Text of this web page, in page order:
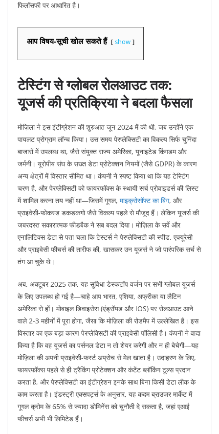
फिलॉसफी पर आधारित है।
आप विषय-सूची खोल सकते हैं show
टेस्टिंग से ग्लोबल रोलआउट तक:
यूजर्स की प्रतिक्रिया ने बदला फैसला
मोज़िला ने इस इंटीग्रेशन की शुरुआत जून 2024 में की थी, जब उन्होंने एक
पायलट प्रोग्राम लॉन्च किया। उस समय पेरप्लेक्सिटी का विकल्प सिर्फ चुनिंदा
बाजारों में उपलब्ध था, जैसे संयुक्त राज्य अमेरिका, यूनाइटेड किंगडम और
जर्मनी। यूरोपीय संघ के सख्त डेटा प्रोटेक्शन नियमों (जैसे GDPR) के कारण
अन्य क्षेत्रों में विस्तार सीमित था। कंपनी ने स्पष्ट किया था कि यह टेस्टिंग
चरण है, और पेरप्लेक्सिटी को फायरफॉक्स के स्थायी सर्च प्रोवाइडर्स की लिस्ट
में शामिल करना तय नहीं था—जिसमें गूगल, माइक्रोसॉफ्ट का बिंग, और
प्राइवेसी-फोकस्ड डकडकगो जैसे विकल्प पहले से मौजूद हैं। लेकिन यूजर्स की
जबरदस्त सकारात्मक फीडबैक ने सब बदल दिया। मोज़िला के सर्वे और
एनालिटिक्स डेटा से पता चला कि टेस्टर्स ने पेरप्लेक्सिटी की स्पीड, एक्यूरेसी
और प्राइवेसी फीचर्स की तारीफ की, खासकर उन यूजर्स ने जो पारंपरिक सर्च से
तंग आ चुके थे।
अब, अक्टूबर 2025 तक, यह सुविधा डेस्कटॉप वर्जन पर सभी ग्लोबल यूजर्स
के लिए उपलब्ध हो गई है—चाहे आप भारत, एशिया, अफ्रीका या लैटिन
अमेरिका से हों। मोबाइल डिवाइसेस (एंड्रॉयड और iOS) पर रोलआउट आने
वाले 2-3 महीनों में पूरा होगा, जैसा कि मोज़िला की रोडमैप में उल्लेखित है। इस
विस्तार का एक बड़ा कारण पेरप्लेक्सिटी की प्राइवेसी पॉलिसी है। कंपनी ने वादा
किया है कि वह यूजर्स का पर्सनल डेटा न तो शेयर करेगी और न ही बेचेगी—यह
मोज़िला की अपनी प्राइवेसी-फर्स्ट अप्रोच से मेल खाता है। उदाहरण के लिए,
फायरफॉक्स पहले से ही ट्रैकिंग प्रोटेक्शन और कंटेंट ब्लॉकिंग टूल्स प्रदान
करता है, और पेरप्लेक्सिटी का इंटीग्रेशन इनके साथ बिना किसी डेटा लीक के
काम करता है। इंडस्ट्री एक्सपर्ट्स के अनुसार, यह कदम ब्राउजर मार्केट में
गूगल क्रोम के 65% से ज्यादा डोमिनेंस को चुनौती दे सकता है, जहां एआई
फीचर्स अभी भी लिमिटेड हैं।